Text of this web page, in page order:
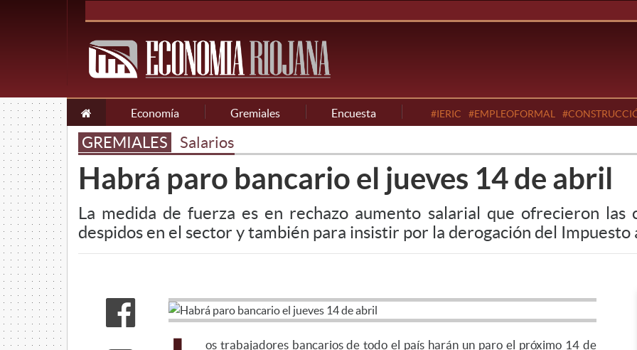
Economía Gremiales Encuesta #IERIC #EMPLEOFORMAL
GREMIALES Salarios
Habrá paro bancario el jueves 14 de abril
La medida de fuerza es en rechazo aumento salarial que ofrecieron las
despidos en el sector y también para insistir por la derogación del Impuesto
os trabajadores bancarios de todo el país harán un paro el próximo 14 de